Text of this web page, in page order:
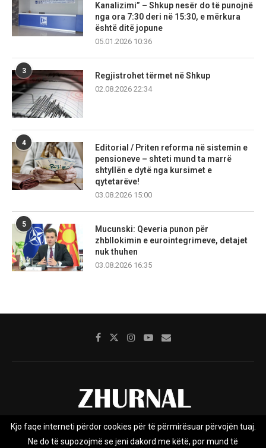
Kanalizimi” – Shkup nesër do të punojnë
nga ora 7:30 deri në 15:30, e mërkura
është ditë jopune
05.01.2026 10:36
3
Regjistrohet tërmet në Shkup
02.08.2026 22:34
4
Editorial / Priten reforma në sistemin e
pensioneve – shteti mund ta marrë
shtyllën e dytë nga kursimet e
qytetarëve!
03.08.2026 15:00
5
Mucunski: Qeveria punon për
zhbllokimin e eurointegrimeve, detajet
nuk thuhen
03.08.2026 16:35
Rreth nesh Impresumi Marketing
Kjo faqe interneti përdor cookies për të përmirësuar përvojën tuaj.
Ne do të supozojmë se jeni dakord me këtë, por mund të